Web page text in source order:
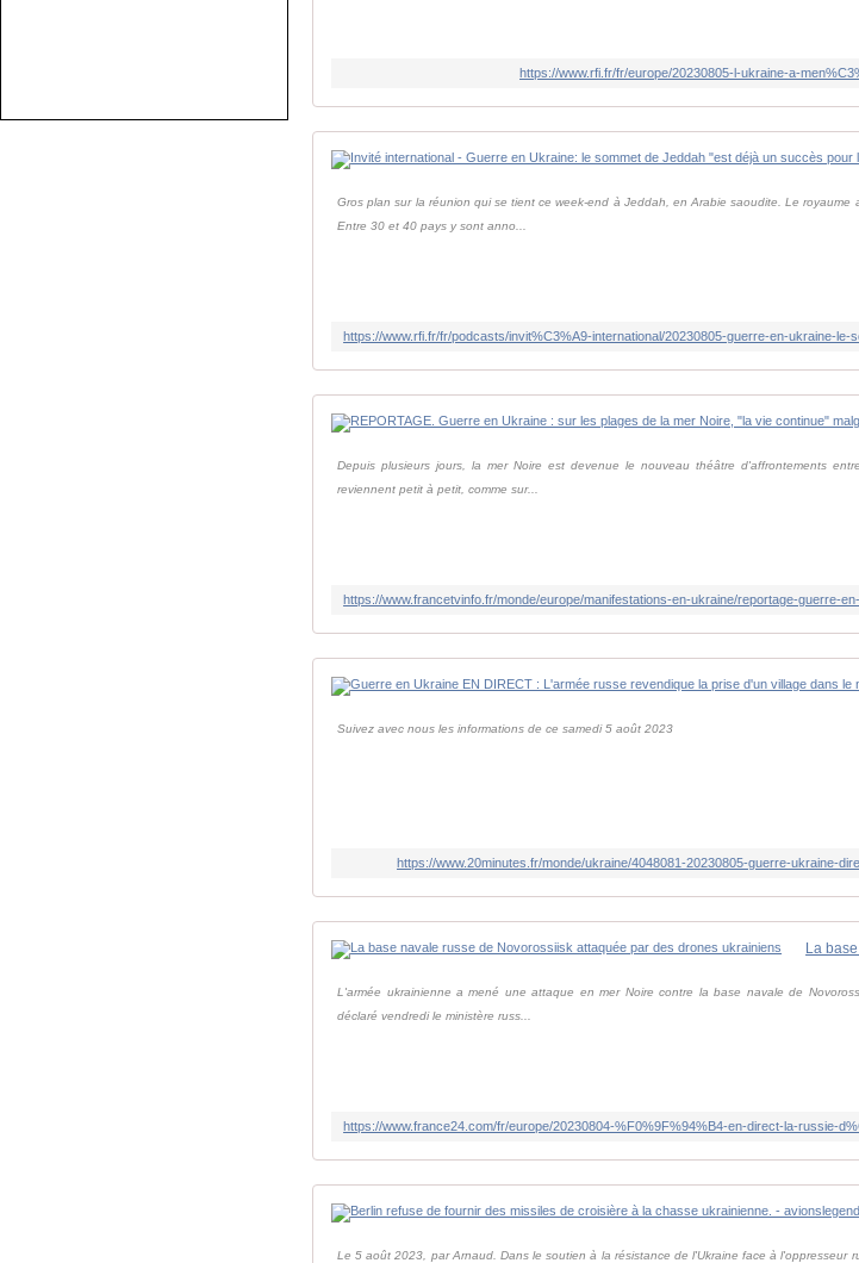
https://www.rfi.fr/fr/europe/20230805-l-ukraine-a-
Gros plan sur la réunion qui se tient ce week-end à Jeddah, en Arabie saoudite. Le royaume
Entre 30 et 40 pays y sont anno...
Depuis plusieurs jours, la mer Noire est devenue le nouveau théâtre d'affrontements
reviennent petit à petit, comme sur...
Suivez avec nous les informations de ce samedi 5 août 2023
https://www.20minutes.fr/monde/ukraine/4048081-20230805-guerre-ukraine-
L'armée ukrainienne a mené une attaque en mer Noire contre la base navale de
déclaré vendredi le ministère russ...
Le 5 août 2023, par Arnaud. Dans le soutien à la résistance de l'Ukraine face à l'oppresseur